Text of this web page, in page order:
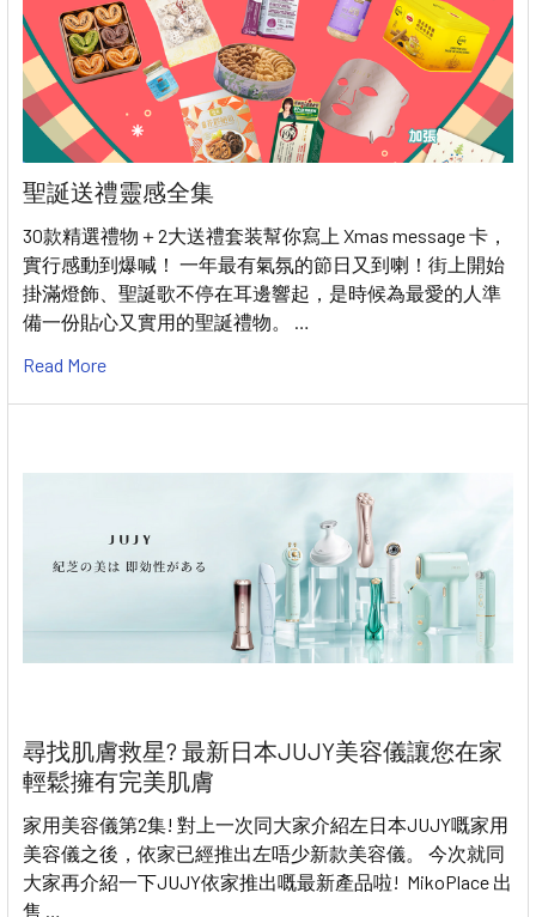
聖誕送禮靈感全集
30款精選禮物＋2大送禮套装幫你寫上 Xmas message 卡，
實行感動到爆喊！ 一年最有氣氛的節日又到喇！街上開始
掛滿燈飾、聖誕歌不停在耳邊響起，是時候為最愛的人準
備一份貼心又實用的聖誕禮物。 …
Read More
尋找肌膚救星? 最新日本JUJY美容儀讓您在家
輕鬆擁有完美肌膚
家用美容儀第2集! 對上一次同大家介紹左日本JUJY嘅家用
美容儀之後，依家已經推出左唔少新款美容儀。 今次就同
大家再介紹一下JUJY依家推出嘅最新產品啦! MikoPlace 出
售 …